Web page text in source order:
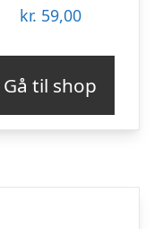
kr. 59,00
Gå til shop